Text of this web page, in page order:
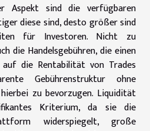
Aspekt sind die verfügbaren
diese sind, desto größer sind
für Investoren. Nicht zu
die Handelsgebühren, die einen
die Rentabilität von Trades
Gebührenstruktur ohne
zu bevorzugen. Liquidität
Kriterium, da sie die
widerspiegelt, große